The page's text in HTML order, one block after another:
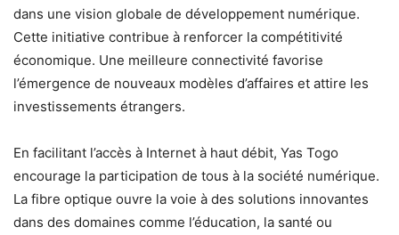
dans une vision globale de développement numérique.
Cette initiative contribue à renforcer la compétitivité
économique. Une meilleure connectivité favorise
l’émergence de nouveaux modèles d’affaires et attire les
investissements étrangers.
En facilitant l’accès à Internet à haut débit, Yas Togo
encourage la participation de tous à la société numérique.
La fibre optique ouvre la voie à des solutions innovantes
dans des domaines comme l’éducation, la santé ou